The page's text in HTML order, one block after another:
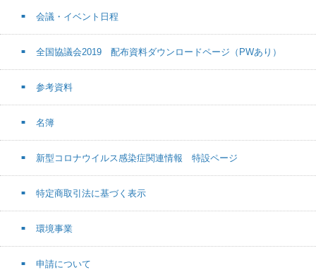
会議・イベント日程
全国協議会2019 配布資料ダウンロードページ（PWあり）
参考資料
名簿
新型コロナウイルス感染症関連情報 特設ページ
特定商取引法に基づく表示
環境事業
申請について